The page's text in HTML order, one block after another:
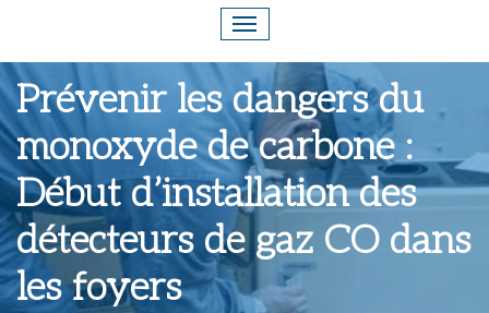
Prévenir les dangers du
monoxyde de carbone :
Début d’installation des
détecteurs de gaz CO dans
les foyers